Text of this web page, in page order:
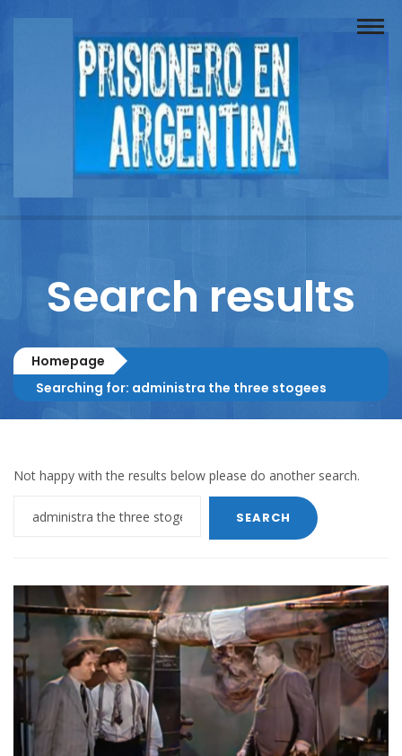
Buscador
Documentos
Reportajes
Columnistas
Contacto
Search results
Homepage
Searching for: administra the three stogees
Not happy with the results below please do another search.